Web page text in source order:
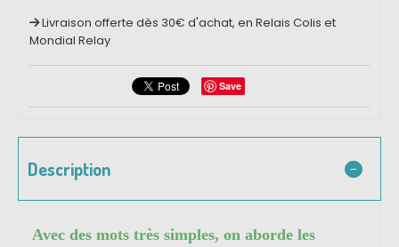
Livraison offerte dès 30€ d'achat, en Relais Colis et
Mondial Relay
Save
Description
Avec des mots très simples, on aborde les